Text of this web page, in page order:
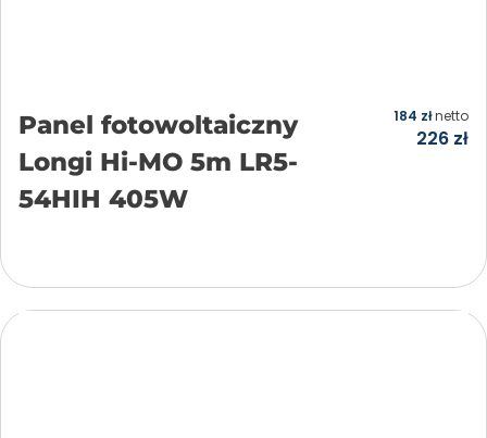
Panel fotowoltaiczny
Longi Hi-MO 5m LR5-
54HIH 405W
226 zł
184 złnetto